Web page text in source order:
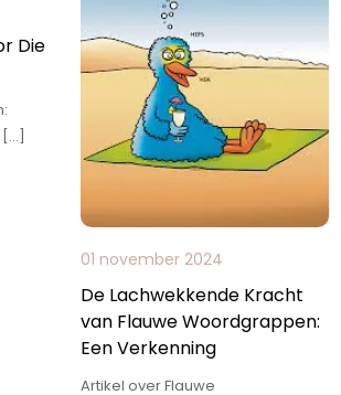
Die
[…]
01 november 2024
De Lachwekkende Kracht
van Flauwe Woordgrappen:
Een Verkenning
Artikel over Flauwe